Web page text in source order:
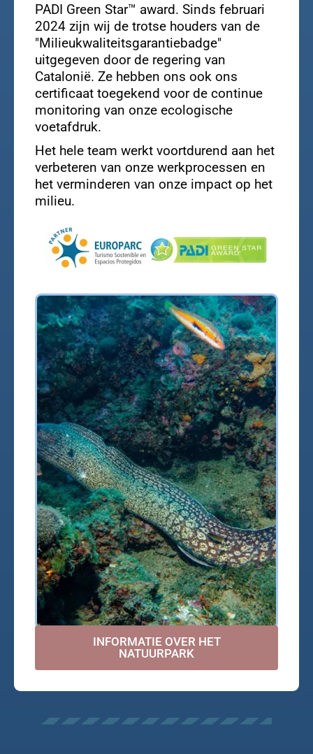
PADI Green Star™ award. Sinds februari
2024 zijn wij de trotse houders van de
"Milieukwaliteitsgarantiebadge"
uitgegeven door de regering van
Catalonië. Ze hebben ons ook ons
certificaat toegekend voor de continue
monitoring van onze ecologische
voetafdruk.
Het hele team werkt voortdurend aan het
verbeteren van onze werkprocessen en
het verminderen van onze impact op het
milieu.
INFORMATIE OVER HET
NATUURPARK